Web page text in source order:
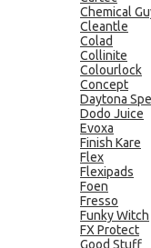
Chemical
Cleantle
Colad
Collinite
Colourlock
Concept
Daytona
Dodo Juice
Evoxa
Finish Kare
Flex
Flexipads
Foen
Fresso
Funky Witch
FX Protect
Good Stuff